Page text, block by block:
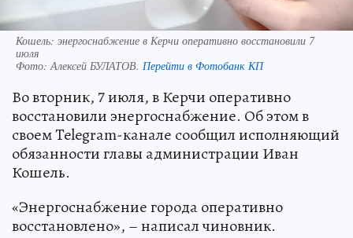
Кошель: энергоснабжение в Керчи оперативно восстановили 7
июля
Фото:Алексей БУЛАТОВ. Перейти в Фотобанк КП
Во вторник, 7 июля, в Керчи оперативно
восстановили энергоснабжение. Об этом в
своем Telegram-канале сообщил исполняющий
обязанности главы администрации Иван
Кошель.
«Энергоснабжение города оперативно
восстановлено», – написал чиновник.